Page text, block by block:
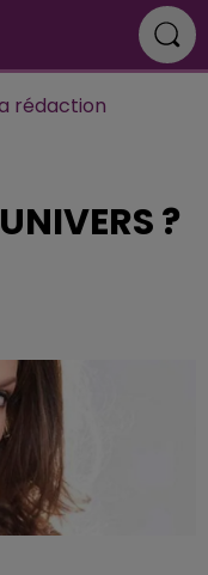
rédaction
?